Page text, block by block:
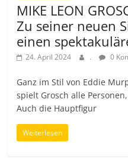
MIKE LEON
Zu seiner neuen
einen
24. April 2024 . 0
Ganz im Stil von Eddie
spielt Grosch alle
Auch die Hauptfigur
Weiterlesen